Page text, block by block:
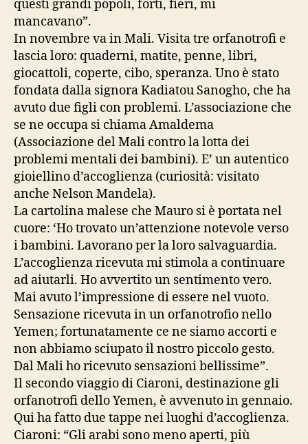
questi grandi popoli, forti, fieri, mi
mancavano”.
In novembre va in Mali. Visita tre orfanotrofi e
lascia loro: quaderni, matite, penne, libri,
giocattoli, coperte, cibo, speranza. Uno è stato
fondata dalla signora Kadiatou Sanogho, che ha
avuto due figli con problemi. L’associazione che
se ne occupa si chiama Amaldema
(Associazione del Mali contro la lotta dei
problemi mentali dei bambini). E’ un autentico
gioiellino d’accoglienza (curiosità: visitato
anche Nelson Mandela).
La cartolina malese che Mauro si è portata nel
cuore: ‘Ho trovato un’attenzione notevole verso
i bambini. Lavorano per la loro salvaguardia.
L’accoglienza ricevuta mi stimola a continuare
ad aiutarli. Ho avvertito un sentimento vero.
Mai avuto l’impressione di essere nel vuoto.
Sensazione ricevuta in un orfanotrofio nello
Yemen; fortunatamente ce ne siamo accorti e
non abbiamo sciupato il nostro piccolo gesto.
Dal Mali ho ricevuto sensazioni bellissime”.
Il secondo viaggio di Ciaroni, destinazione gli
orfanotrofi dello Yemen, è avvenuto in gennaio.
Qui ha fatto due tappe nei luoghi d’accoglienza.
Ciaroni: “Gli arabi sono meno aperti, più